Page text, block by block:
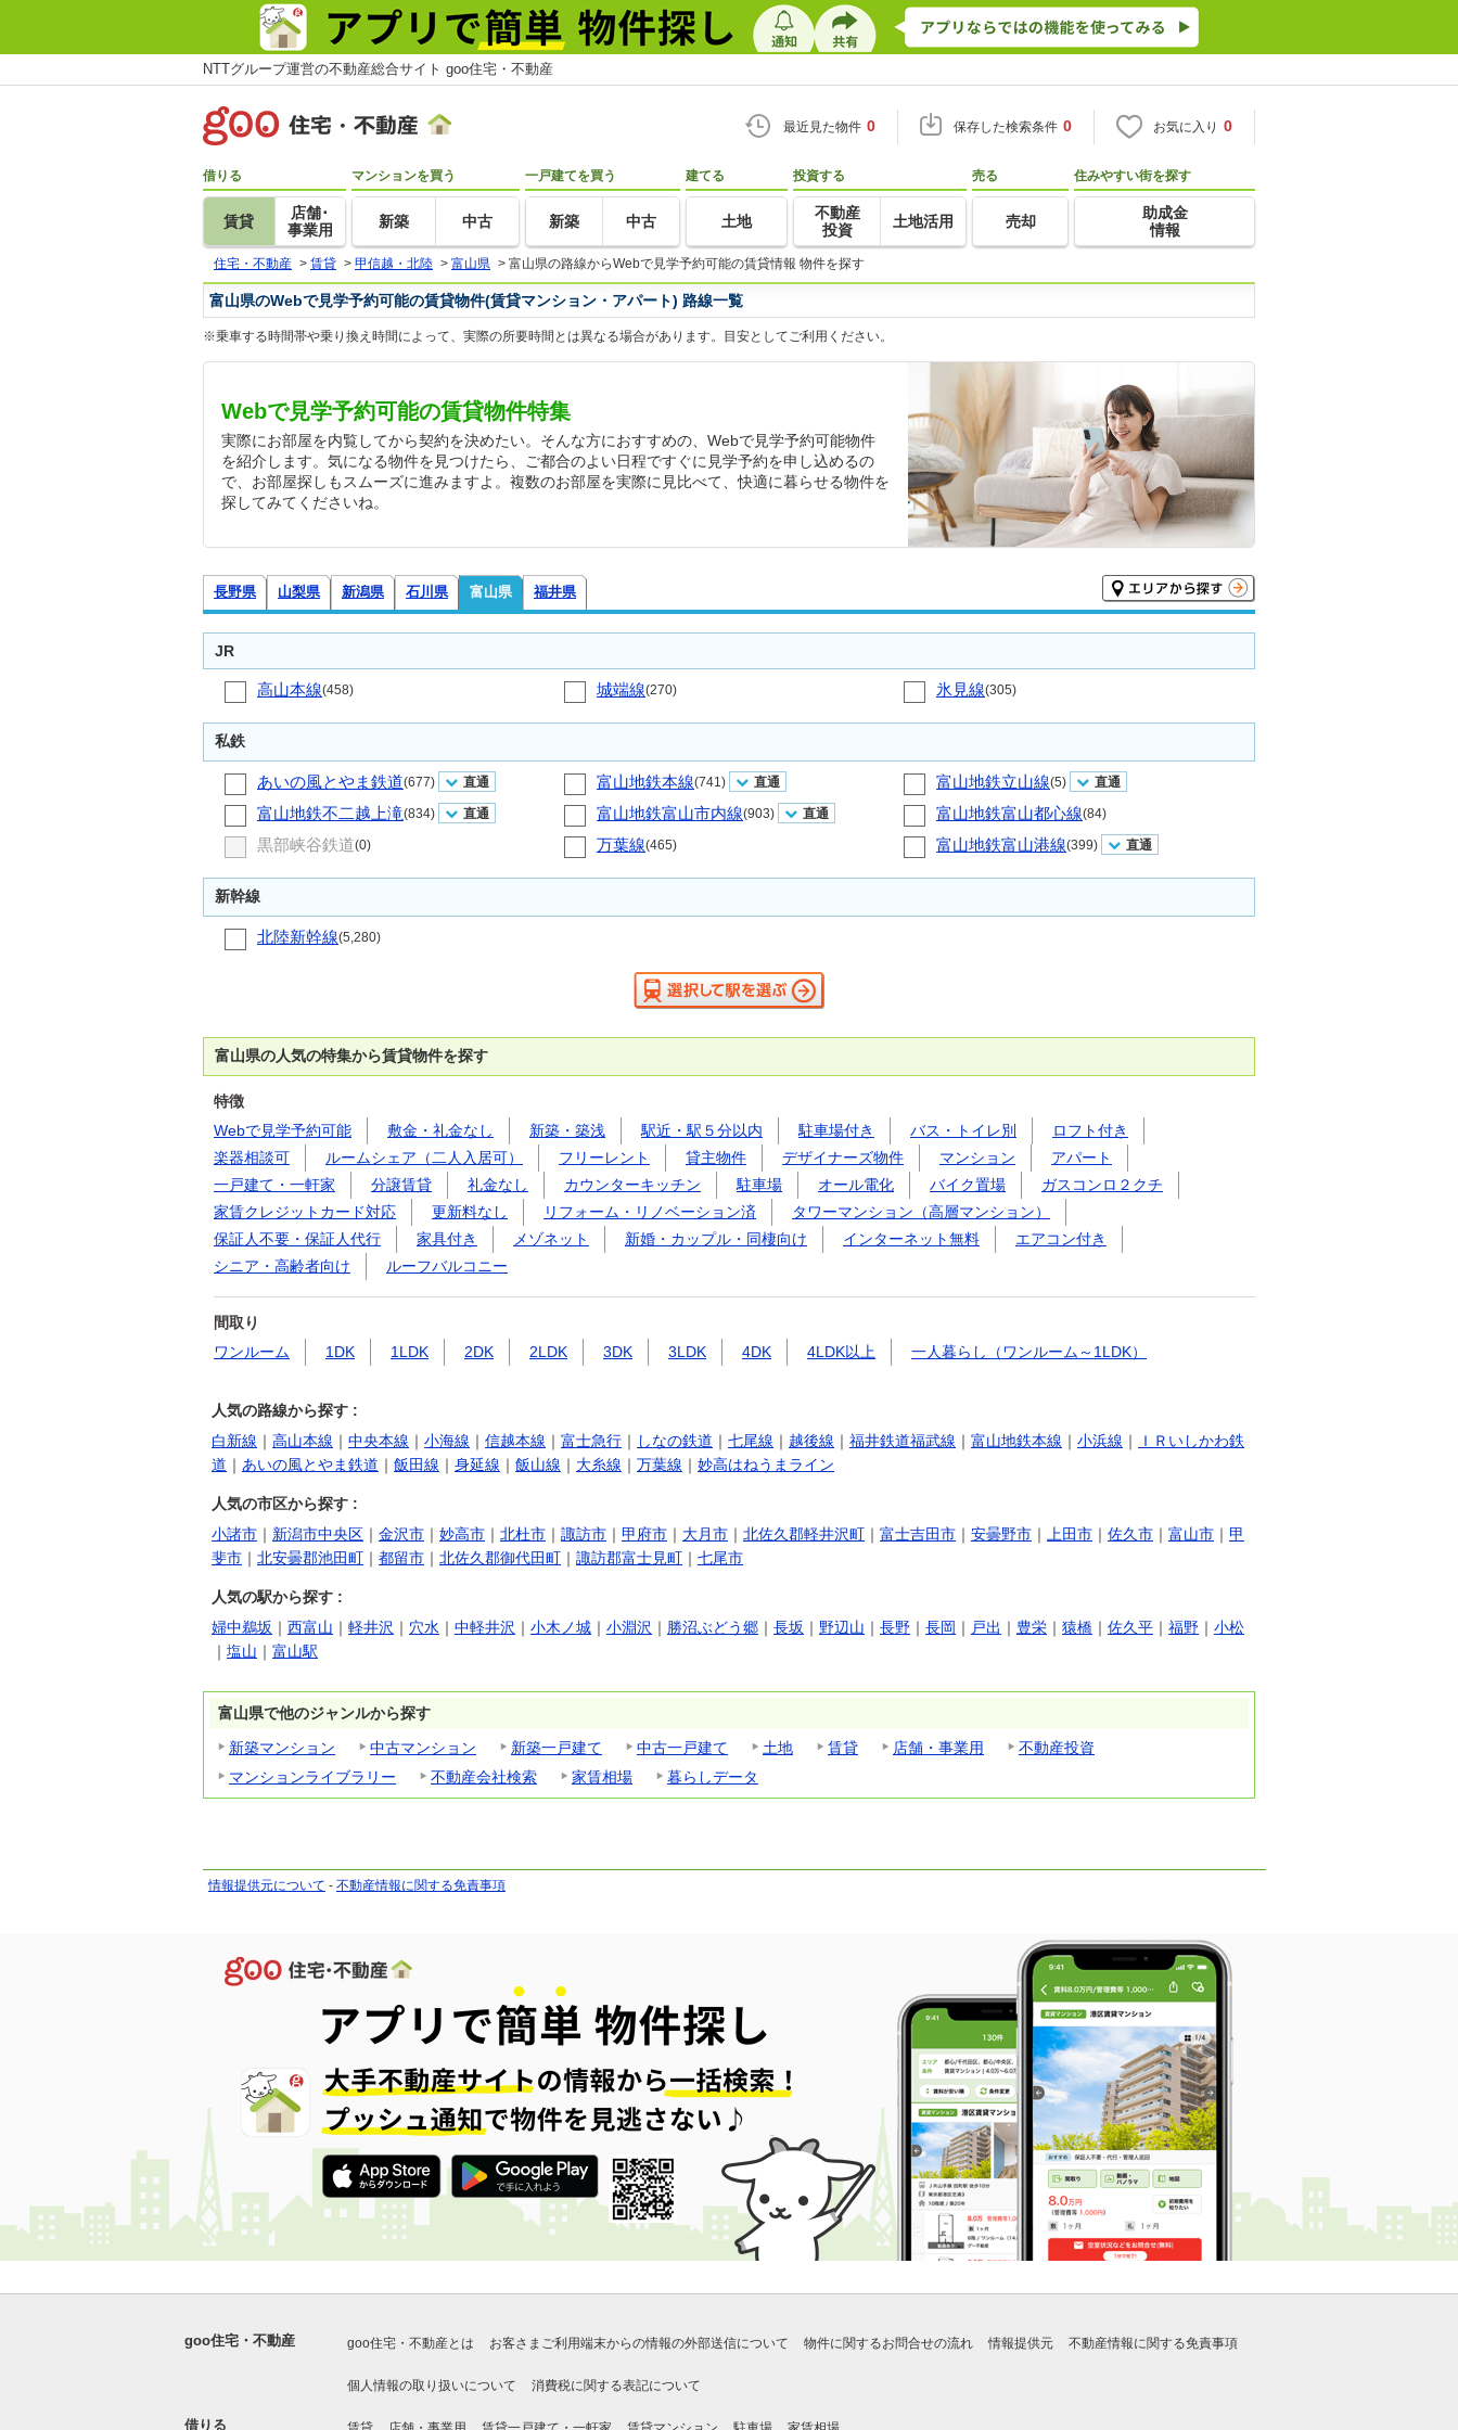
NTTグループ運営の不動産総合サイト goo住宅・不動産
最近見た物件 0 保存した検索条件 0 お気に入り 0
借りる
賃貸
店舗･
事業用
マンションを買う
新築 中古
一戸建てを買う
新築 中古
建てる
土地
投資する
不動産
投資
土地活用
売る
売却
住みやすい街を探す
助成金
情報
住宅・不動産 > 賃貸 > 甲信越・北陸 > 富山県 > 富山県の路線からWebで見学予約可能の賃貸情報 物件を探す
富山県のWebで見学予約可能の賃貸物件(賃貸マンション・アパート) 路線一覧
※乗車する時間帯や乗り換え時間によって、実際の所要時間とは異なる場合があります。目安としてご利用ください。
Webで見学予約可能の賃貸物件特集
実際にお部屋を内覧してから契約を決めたい。そんな方におすすめの、Webで見学予約可能物件
を紹介します。気になる物件を見つけたら、ご都合のよい日程ですぐに見学予約を申し込めるの
で、お部屋探しもスムーズに進みますよ。複数のお部屋を実際に見比べて、快適に暮らせる物件を
探してみてくださいね。
長野県 山梨県 新潟県 石川県 富山県 福井県
JR
高山本線(458) 城端線(270) 氷見線(305)
私鉄
あいの風とやま鉄道(677) 直通 富山地鉄本線(741) 直通 富山地鉄立山線(5) 直通
富山地鉄不二越上滝(834) 直通 富山地鉄富山市内線(903) 直通 富山地鉄富山都心線(84)
黒部峡谷鉄道(0) 万葉線(465) 富山地鉄富山港線(399) 直通
新幹線
北陸新幹線(5,280)
富山県の人気の特集から賃貸物件を探す
特徴
Webで見学予約可能
敷金・礼金なし 新築・築浅 駅近・駅５分以内 駐車場付き バス・トイレ別
ロフト付き
楽器相談可
ルームシェア（二人入居可） フリーレント 貸主物件 デザイナーズ物件 マンション
アパート
一戸建て・一軒家
分譲賃貸 礼金なし カウンターキッチン 駐車場 オール電化 バイク置場
ガスコンロ２クチ
家賃クレジットカード対応
更新料なし リフォーム・リノベーション済
タワーマンション（高層マンション）
保証人不要・保証人代行
家具付き メゾネット 新婚・カップル・同棲向け インターネット無料
エアコン付き
シニア・高齢者向け
ルーフバルコニー
間取り
ワンルーム
1DK 1LDK 2DK 2LDK 3DK 3LDK 4DK 4LDK以上 一人暮らし（ワンルーム～1LDK）
人気の路線から探す :
白新線 ｜ 高山本線 ｜ 中央本線 ｜ 小海線 ｜ 信越本線 ｜ 富士急行 ｜ しなの鉄道 ｜ 七尾線 ｜ 越後線 ｜ 福井鉄道福武線 ｜ 富山地鉄本線 ｜ 小浜線 ｜
ＩＲいしかわ鉄
道 ｜ あいの風とやま鉄道 ｜ 飯田線 ｜ 身延線 ｜ 飯山線 ｜ 大糸線 ｜ 万葉線 ｜ 妙高はねうまライン
人気の市区から探す :
小諸市 ｜ 新潟市中央区 ｜ 金沢市 ｜ 妙高市 ｜ 北杜市 ｜ 諏訪市 ｜ 甲府市 ｜ 大月市 ｜ 北佐久郡軽井沢町 ｜ 富士吉田市 ｜ 安曇野市 ｜ 上田市 ｜ 佐久市 ｜ 富山市 ｜ 甲
斐市 ｜ 北安曇郡池田町 ｜ 都留市 ｜ 北佐久郡御代田町 ｜ 諏訪郡富士見町 ｜ 七尾市
人気の駅から探す :
婦中鵜坂 ｜ 西富山 ｜ 軽井沢 ｜ 穴水 ｜ 中軽井沢 ｜ 小木ノ城 ｜ 小淵沢 ｜ 勝沼ぶどう郷 ｜ 長坂 ｜ 野辺山 ｜ 長野 ｜ 長岡 ｜ 戸出 ｜ 豊栄 ｜ 猿橋 ｜ 佐久平 ｜ 福野 ｜ 小松
｜ 塩山 ｜ 富山駅
富山県で他のジャンルから探す
新築マンション
中古マンション 新築一戸建て 中古一戸建て 土地 賃貸 店舗・事業用
不動産投資
マンションライブラリー
不動産会社検索 家賃相場 暮らしデータ
情報提供元について - 不動産情報に関する免責事項
goo住宅・不動産 goo住宅・不動産とは お客さまご利用端末からの情報の外部送信について 物件に関するお問合せの流れ 情報提供元 不動産情報に関する免責事項
個人情報の取り扱いについて 消費税に関する表記について
借りる